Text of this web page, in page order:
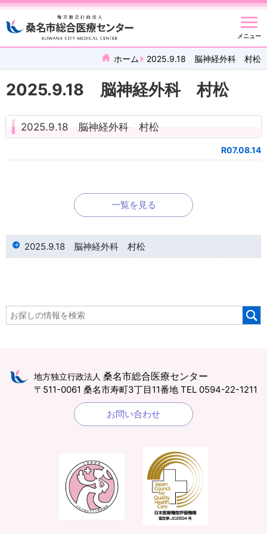
メニュー
ホーム 2025.9.18 脳神経外科 村松
2025.9.18 脳神経外科 村松
2025.9.18 脳神経外科 村松
R07.08.14
一覧を見る
2025.9.18 脳神経外科 村松
地方独立行政法人 桑名市総合医療センター
〒511-0061 桑名市寿町3丁目11番地 TEL 0594-22-1211
お問い合わせ